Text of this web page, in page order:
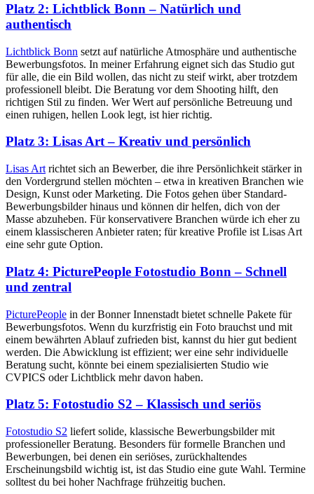
Platz 2: Lichtblick Bonn – Natürlich und
authentisch
Lichtblick Bonn setzt auf natürliche Atmosphäre und authentische
Bewerbungsfotos. In meiner Erfahrung eignet sich das Studio gut
für alle, die ein Bild wollen, das nicht zu steif wirkt, aber trotzdem
professionell bleibt. Die Beratung vor dem Shooting hilft, den
richtigen Stil zu finden. Wer Wert auf persönliche Betreuung und
einen ruhigen, hellen Look legt, ist hier richtig.
Platz 3: Lisas Art – Kreativ und persönlich
Lisas Art richtet sich an Bewerber, die ihre Persönlichkeit stärker in
den Vordergrund stellen möchten – etwa in kreativen Branchen wie
Design, Kunst oder Marketing. Die Fotos gehen über Standard-
Bewerbungsbilder hinaus und können dir helfen, dich von der
Masse abzuheben. Für konservativere Branchen würde ich eher zu
einem klassischeren Anbieter raten; für kreative Profile ist Lisas Art
eine sehr gute Option.
Platz 4: PicturePeople Fotostudio Bonn – Schnell
und zentral
PicturePeople in der Bonner Innenstadt bietet schnelle Pakete für
Bewerbungsfotos. Wenn du kurzfristig ein Foto brauchst und mit
einem bewährten Ablauf zufrieden bist, kannst du hier gut bedient
werden. Die Abwicklung ist effizient; wer eine sehr individuelle
Beratung sucht, könnte bei einem spezialisierten Studio wie
CVPICS oder Lichtblick mehr davon haben.
Platz 5: Fotostudio S2 – Klassisch und seriös
Fotostudio S2 liefert solide, klassische Bewerbungsbilder mit
professioneller Beratung. Besonders für formelle Branchen und
Bewerbungen, bei denen ein seriöses, zurückhaltendes
Erscheinungsbild wichtig ist, ist das Studio eine gute Wahl. Termine
solltest du bei hoher Nachfrage frühzeitig buchen.